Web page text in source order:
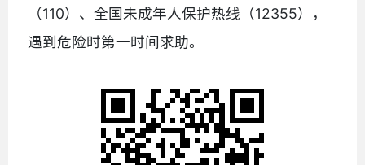
（110）、全国未成年人保护热线（12355），
遇到危险时第一时间求助。